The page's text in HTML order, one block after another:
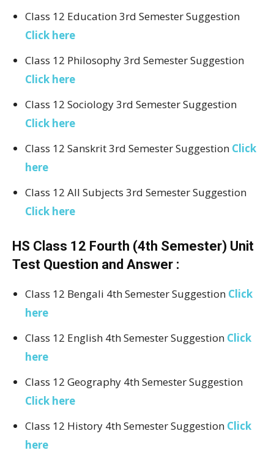
Class 12 Education 3rd Semester Suggestion
Click here
Class 12 Philosophy 3rd Semester Suggestion
Click here
Class 12 Sociology 3rd Semester Suggestion
Click here
Class 12 Sanskrit 3rd Semester Suggestion Click
here
Class 12 All Subjects 3rd Semester Suggestion
Click here
HS Class 12 Fourth (4th Semester) Unit
Test Question and Answer :
Class 12 Bengali 4th Semester Suggestion Click
here
Class 12 English 4th Semester Suggestion Click
here
Class 12 Geography 4th Semester Suggestion
Click here
Class 12 History 4th Semester Suggestion Click
here